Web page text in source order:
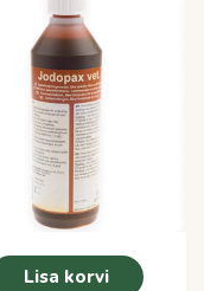
Lisa korvi